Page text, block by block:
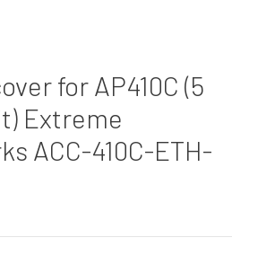
for AP410C (5
Extreme
ACC-410C-ETH-